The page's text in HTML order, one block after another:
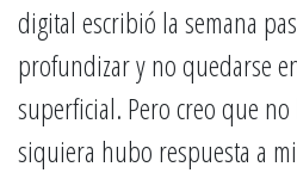
digital escribió la semana
profundizar y no quedarse
superficial. Pero creo que
siquiera hubo respuesta a